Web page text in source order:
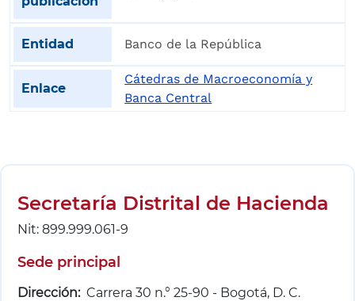
Banco de la República
Cátedras de Macroeconomía y
Banca Central
Secretaría Distrital de Hacienda
Nit: 899.999.061-9
Sede principal
Dirección: Carrera 30 n.° 25-90 - Bogotá, D. C.